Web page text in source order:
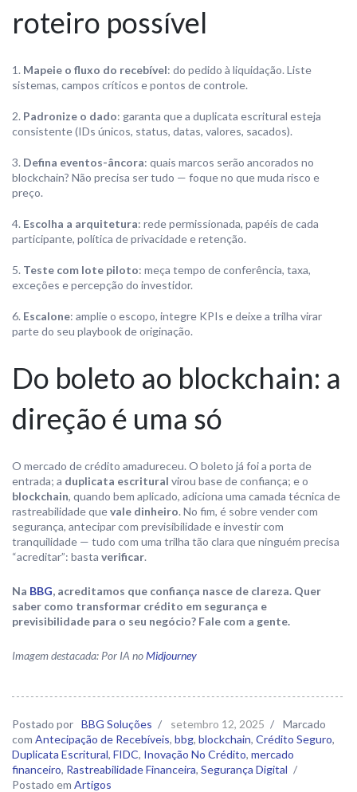
roteiro possível
Mapeie o fluxo do recebível: do pedido à liquidação. Liste
sistemas, campos críticos e pontos de controle.
Padronize o dado: garanta que a duplicata escritural esteja
consistente (IDs únicos, status, datas, valores, sacados).
Defina eventos-âncora: quais marcos serão ancorados no
blockchain? Não precisa ser tudo — foque no que muda risco e
preço.
Escolha a arquitetura: rede permissionada, papéis de cada
participante, política de privacidade e retenção.
Teste com lote piloto: meça tempo de conferência, taxa,
exceções e percepção do investidor.
Escalone: amplie o escopo, integre KPIs e deixe a trilha virar
parte do seu playbook de originação.
Do boleto ao blockchain: a
direção é uma só
O mercado de crédito amadureceu. O boleto já foi a porta de
entrada; a duplicata escritural virou base de confiança; e o
blockchain, quando bem aplicado, adiciona uma camada técnica de
rastreabilidade quevale dinheiro. No fim, é sobre vender com
segurança, antecipar com previsibilidade e investir com
tranquilidade — tudo com uma trilha tão clara que ninguém precisa
“acreditar”: basta verificar.
Na BBG, acreditamos que confiança nasce de clareza. Quer
saber como transformar crédito em segurança e
previsibilidade para o seu negócio? Fale com a gente.
Imagem destacada: Por IA noMidjourney
Postado por BBG Soluções / setembro 12, 2025 /
Marcado
com Antecipação de Recebíveis, bbg, blockchain, Crédito Seguro,
Duplicata Escritural, FIDC, Inovação No Crédito, mercado
financeiro, Rastreabilidade Financeira, Segurança Digital /
Postado em Artigos